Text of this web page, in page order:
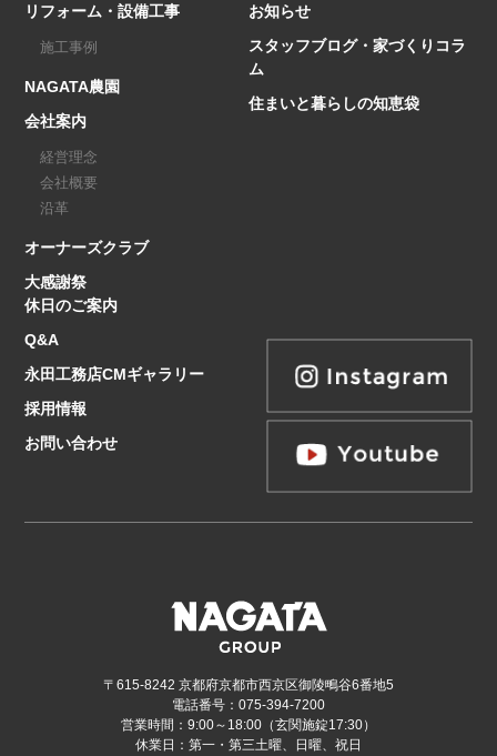
リフォーム・設備工事
施工事例
NAGATA農園
会社案内
経営理念
会社概要
沿革
オーナーズクラブ
大感謝祭
休日のご案内
Q&A
永田工務店CMギャラリー
採用情報
お問い合わせ
お知らせ
スタッフブログ・家づくりコラ
ム
住まいと暮らしの知恵袋
〒615-8242 京都府京都市西京区御陵鴫谷6番地5
電話番号：075-394-7200
営業時間：9:00～18:00（玄関施錠17:30）
休業日：第一・第三土曜、日曜、祝日